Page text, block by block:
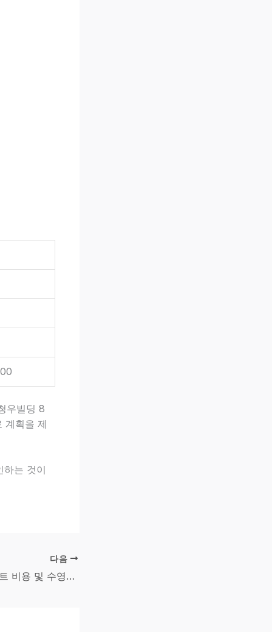
우빌딩 8
계획을 제
하는 것이
다음
수영구치과 임플란트 비용 및 수영역치과 알아봤다면 꼭 확인할 내용